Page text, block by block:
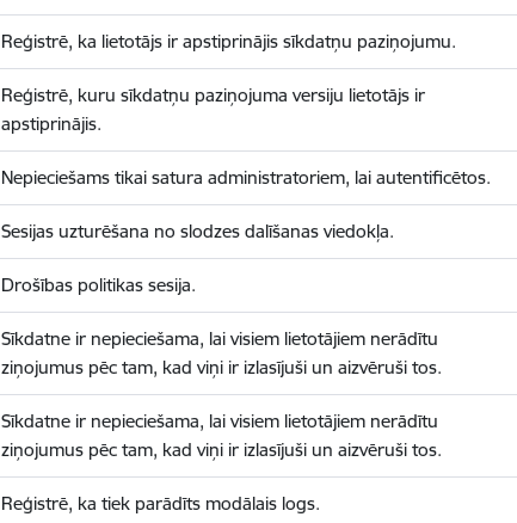
Reģistrē, ka lietotājs ir apstiprinājis sīkdatņu paziņojumu.
Reģistrē, kuru sīkdatņu paziņojuma versiju lietotājs ir
apstiprinājis.
Nepieciešams tikai satura administratoriem, lai autentificētos.
Sesijas uzturēšana no slodzes dalīšanas viedokļa.
Drošības politikas sesija.
Sīkdatne ir nepieciešama, lai visiem lietotājiem nerādītu
ziņojumus pēc tam, kad viņi ir izlasījuši un aizvēruši tos.
Sīkdatne ir nepieciešama, lai visiem lietotājiem nerādītu
ziņojumus pēc tam, kad viņi ir izlasījuši un aizvēruši tos.
Reģistrē, ka tiek parādīts modālais logs.